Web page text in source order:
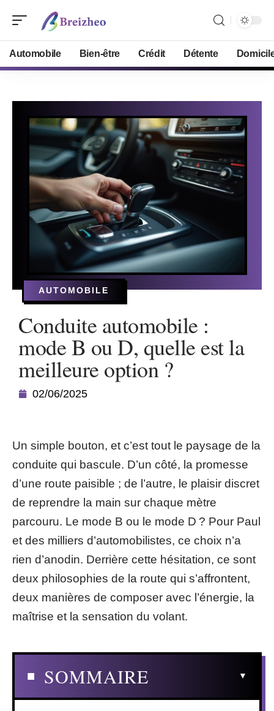
Automobile Bien-être Crédit Détente
AUTOMOBILE
Conduite automobile :
mode B ou D, quelle est la
meilleure option ?
02/06/2025
Un simple bouton, et c’est tout le paysage de la
conduite qui bascule. D’un côté, la promesse
d’une route paisible ; de l’autre, le plaisir discret
de reprendre la main sur chaque mètre
parcouru. Le mode B ou le mode D ? Pour Paul
et des milliers d’automobilistes, ce choix n’a
rien d’anodin. Derrière cette hésitation, ce sont
deux philosophies de la route qui s’affrontent,
deux manières de composer avec l’énergie, la
maîtrise et la sensation du volant.
SOMMAIRE